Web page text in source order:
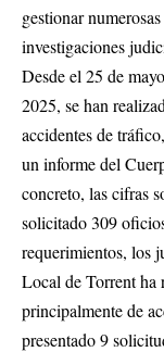
gestionar
investigaciones
Desde el 25 de
2025, se han
accidentes de
un informe del
concreto, las cifras
solicitado 309
requerimientos, los
Local de Torrent ha
principalmente de
presentado 9